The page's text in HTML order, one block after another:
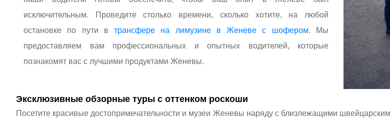
исключительным. Проведите столько времени, сколько хотите, на любой
остановке по пути втрансфере на лимузине в Женеве с шофером. Мы
предоставляем вам профессиональных и опытных водителей, которые
познакомят вас с лучшими продуктами Женевы.
Эксклюзивные обзорные туры с оттенком роскоши
Посетите красивые достопримечательности и музеи Женевы наряду с близлежащими